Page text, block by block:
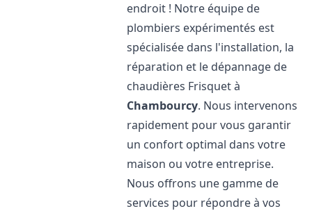
endroit ! Notre équipe de
plombiers expérimentés est
spécialisée dans l'installation, la
réparation et le dépannage de
chaudières Frisquet à
Chambourcy. Nous intervenons
rapidement pour vous garantir
un confort optimal dans votre
maison ou votre entreprise.
Nous offrons une gamme de
services pour répondre à vos